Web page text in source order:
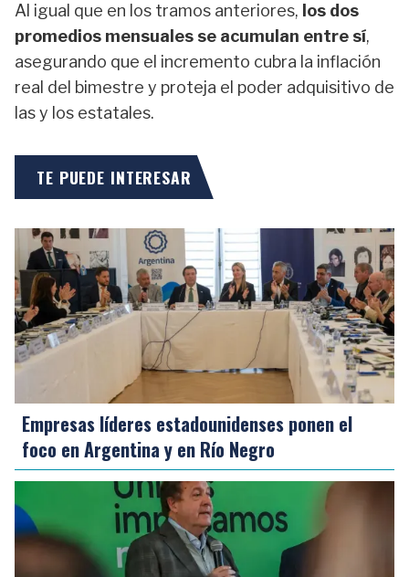
Al igual que en los tramos anteriores, los dos
promedios mensuales se acumulan entre sí,
asegurando que el incremento cubra la inflación
real del bimestre y proteja el poder adquisitivo de
las y los estatales.
TE PUEDE INTERESAR
Empresas líderes estadounidenses ponen el
foco en Argentina y en Río Negro